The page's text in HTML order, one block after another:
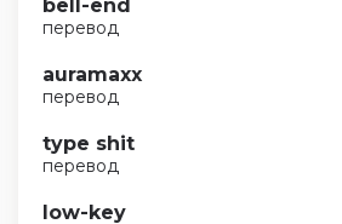
bell-end
перевод
auramaxx
перевод
type shit
перевод
low-key